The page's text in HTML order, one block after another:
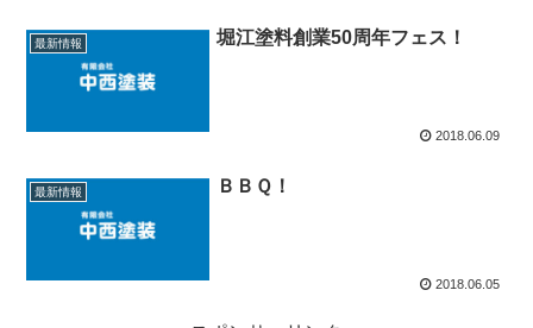
最新情報 堀江塗料創業50周年フェス！
2018.06.09
最新情報 ＢＢＱ！
2018.06.05